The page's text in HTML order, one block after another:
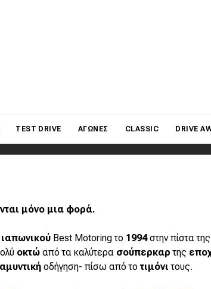
TEST DRIVE ΑΓΏΝΕΣ CLASSIC DRIVE
μόνο μια φορά.
ιαπωνικού Best Motoring το 1994στην πίστα της
οκτώ από τα καλύτερα σούπερκαρτης
αμυντική οδήγηση- πίσω από το τιμόνιτους.